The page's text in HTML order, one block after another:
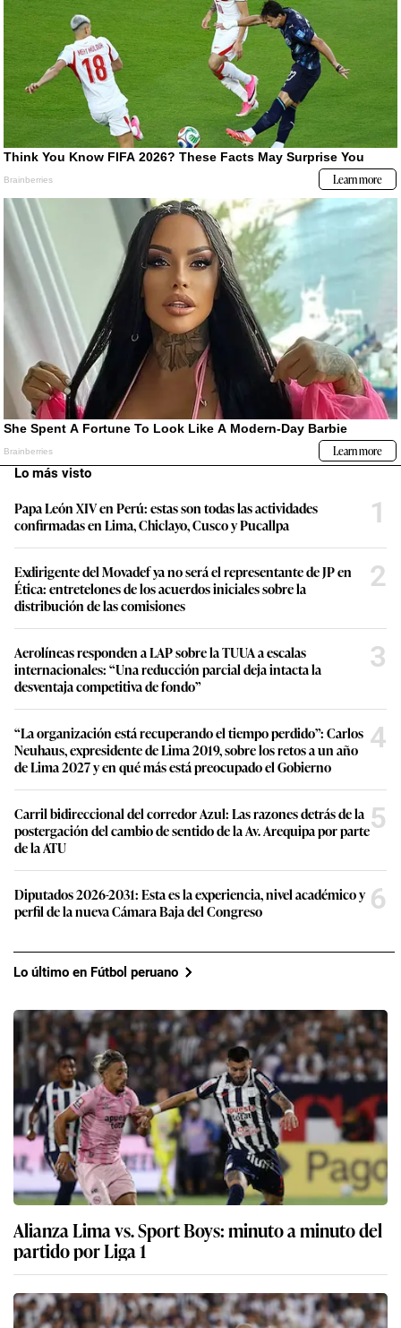
Lo más visto
Papa León XIV en Perú: estas son todas las actividades
confirmadas en Lima, Chiclayo, Cusco y Pucallpa
1
Exdirigente del Movadef ya no será el representante de JP en
Ética: entretelones de los acuerdos iniciales sobre la
distribución de las comisiones
2
Aerolíneas responden a LAP sobre la TUUA a escalas
internacionales: “Una reducción parcial deja intacta la
desventaja competitiva de fondo”
3
“La organización está recuperando el tiempo perdido”: Carlos
Neuhaus, expresidente de Lima 2019, sobre los retos a un año
de Lima 2027 y en qué más está preocupado el Gobierno
4
Carril bidireccional del corredor Azul: Las razones detrás de la
postergación del cambio de sentido de la Av. Arequipa por parte
de la ATU
5
Diputados 2026-2031: Esta es la experiencia, nivel académico y
perfil de la nueva Cámara Baja del Congreso
6
Lo último en Fútbol peruano
Alianza Lima vs. Sport Boys: minuto a minuto del
partido por Liga 1